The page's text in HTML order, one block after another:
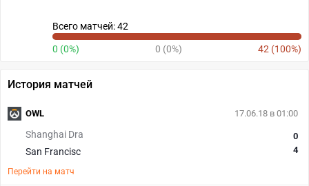
Всего матчей: 42
0 (0%) 0 (0%) 42 (100%)
История матчей
17.06.18 в 01:00
Shanghai Dra
San Francisc
0
4
Перейти на матч
OWL